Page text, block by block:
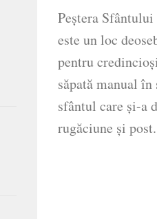
Peștera
este un loc
pentru
săpată manual
sfântul care și-a
rugăciune și